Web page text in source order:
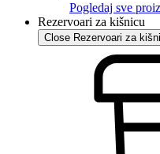
Pogledaj sve
Rezervoari za kišnicu
Close Rezervoari za